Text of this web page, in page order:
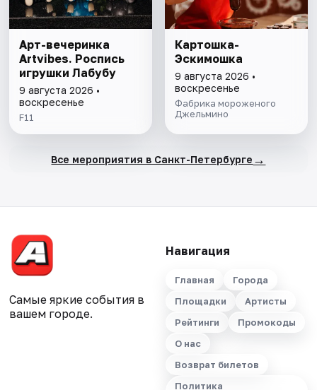
Арт-вечеринка
Artvibes. Роспись
игрушки Лабубу
9 августа 2026 •
воскресенье
F11
Картошка-
Эскимошка
9 августа 2026 •
воскресенье
Фабрика мороженого
Джельмино
Все мероприятия в Санкт-Петербурге →
Самые яркие события в
вашем городе.
Навигация
Главная
Города
Площадки
Артисты
Рейтинги
Промокоды
О нас
Возврат билетов
Политика